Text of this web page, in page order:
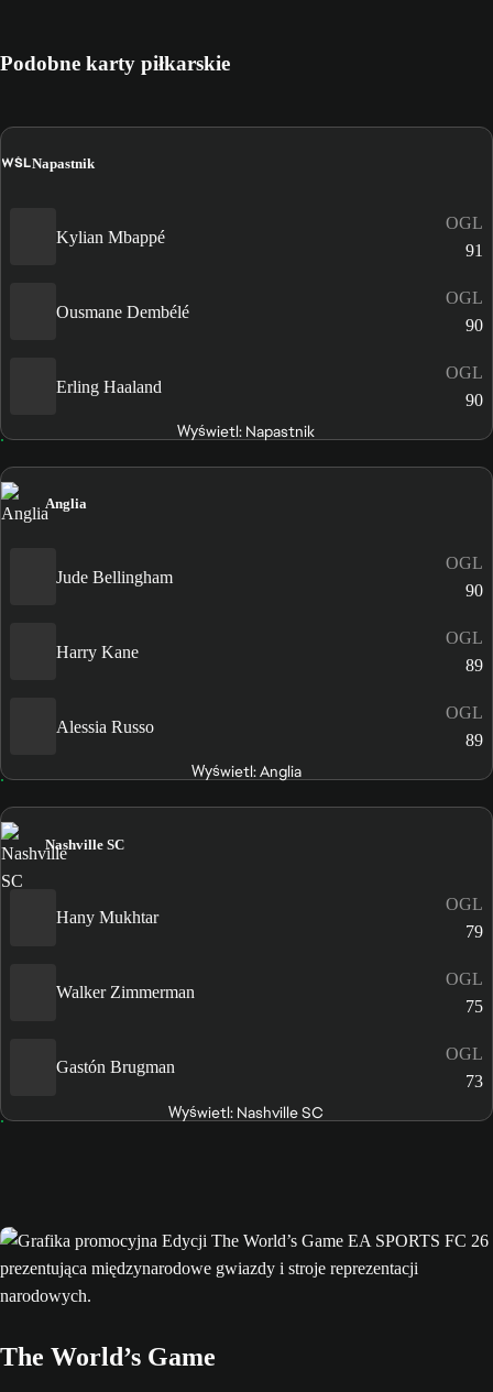
Podobne karty piłkarskie
WŚLNapastnik
Kylian Mbappé
OGL
91
Ousmane Dembélé
OGL
90
Erling Haaland
OGL
90
Wyświetl: Napastnik
Anglia
Jude Bellingham
OGL
90
Harry Kane
OGL
89
Alessia Russo
OGL
89
Wyświetl: Anglia
Nashville SC
Hany Mukhtar
OGL
79
Walker Zimmerman
OGL
75
Gastón Brugman
OGL
73
Wyświetl: Nashville SC
The World’s Game